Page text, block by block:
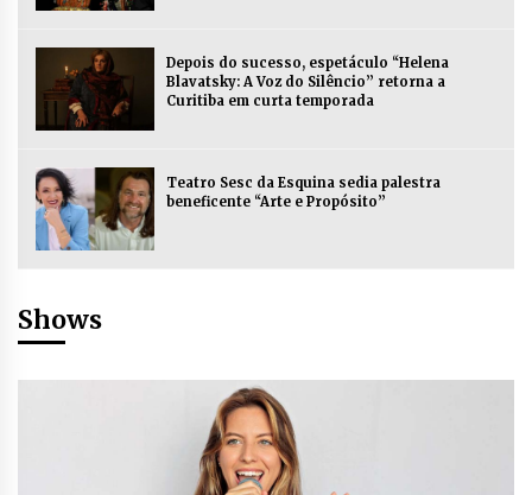
Depois do sucesso, espetáculo “Helena
Blavatsky: A Voz do Silêncio” retorna a
Curitiba em curta temporada
Teatro Sesc da Esquina sedia palestra
beneficente “Arte e Propósito”
Shows